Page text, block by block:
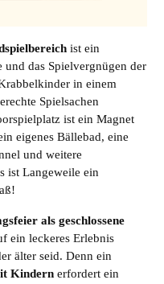
ist ein
das Spielvergnügen der
in einem
Spielsachen
ist ein Magnet
eigenes Bällebad, eine
und weitere
ist Langeweile ein
als geschlossene
ein leckeres Erlebnis
älter seid. Denn ein
Kindern erfordert ein